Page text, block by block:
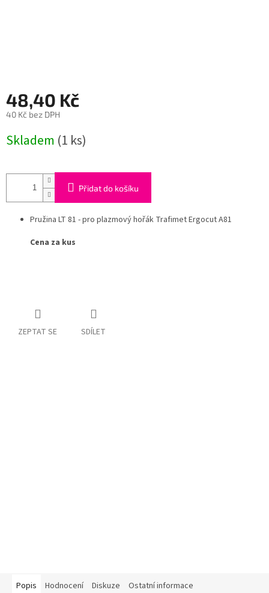
48,40 Kč
40 Kč bez DPH
cena:
Skladem (1 ks)
Přidat do košíku
Pružina LT 81 - pro plazmový hořák Trafimet Ergocut A81
Cena za kus
ZEPTAT SE SDÍLET
Popis Hodnocení Diskuze Ostatní informace